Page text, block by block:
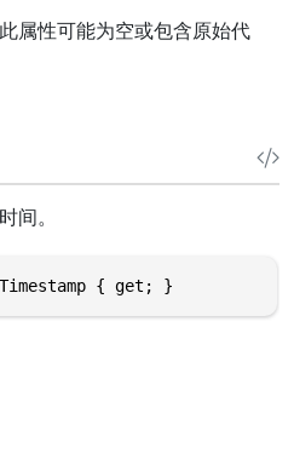
属性可能为空或包含原始代
间。
{ get; }